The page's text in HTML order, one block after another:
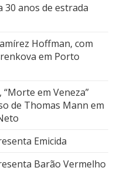
30 anos de estrada
Hoffman, com
em Porto
em Veneza”
de Thomas Mann em
Emicida
Barão Vermelho